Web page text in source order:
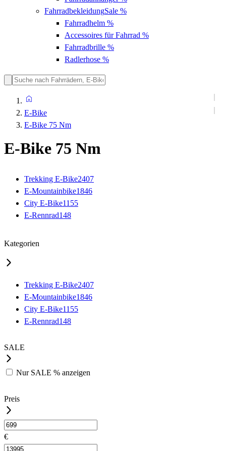
FahrradbekleidungSale %
Fahrradhelm %
Accessoires für Fahrrad %
Fahrradbrille %
Radlerhose %
E-Bike
E-Bike 75 Nm
E-Bike 75 Nm
Trekking E-Bike2407
E-Mountainbike1846
City E-Bike1155
E-Rennrad148
Kategorien
Trekking E-Bike2407
E-Mountainbike1846
City E-Bike1155
E-Rennrad148
SALE
Nur SALE % anzeigen
Preis
€